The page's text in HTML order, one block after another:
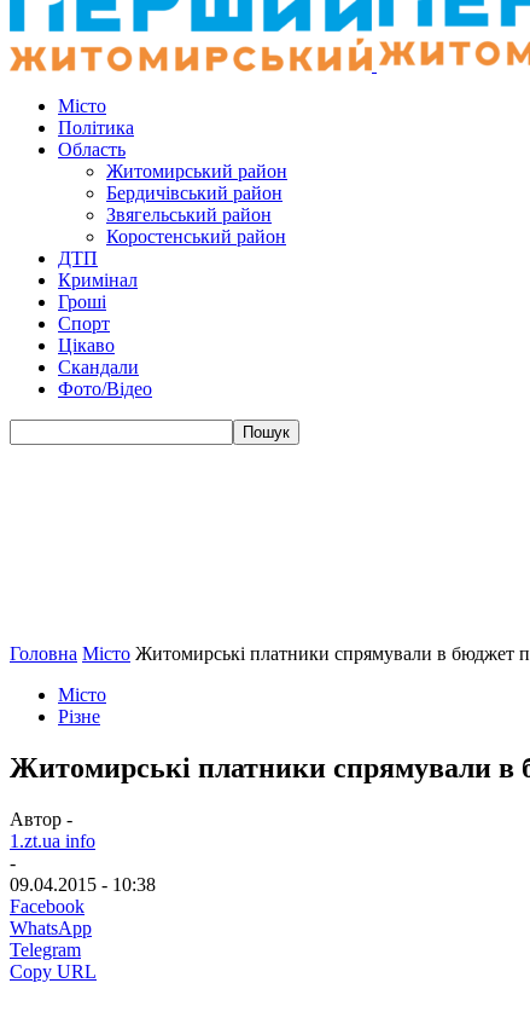
Місто
Політика
Область
Житомирський район
Бердичівський район
Звягельський район
Коростенський район
ДТП
Кримінал
Гроші
Спорт
Цікаво
Скандали
Фото/Відео
Головна Місто Житомирські платники спрямували в бюджет
Місто
Різне
Житомирські платники спрямували в
Автор -
1.zt.ua info
-
09.04.2015 - 10:38
Facebook
WhatsApp
Telegram
Copy URL